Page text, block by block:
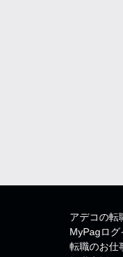
アデコの転
MyPagログ
転職のお仕